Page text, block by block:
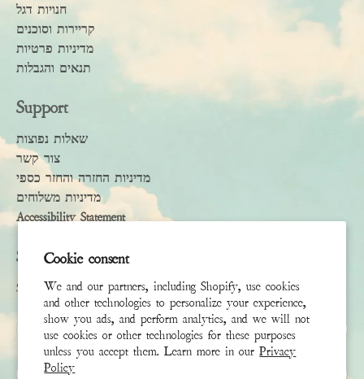
Cookie consent
We and our partners, including Shopify, use cookies
and other technologies to personalize your experience,
show you ads, and perform analytics, and we will not
use cookies or other technologies for these purposes
unless you accept them. Learn more in ourPrivacy
Policy
חנויות דגל
קריירות וסוכנים
מדיניות פרטיות
תנאים והגבלות
Support
שאלות נפוצות
צור קשר
מדיניות החזרה והחזר כספי
מדיניות משלוחים
Accessibility Statement
Subscribe
Sign up to receive the latest news & connect with your stylist
שם פרטי
שם משפחה